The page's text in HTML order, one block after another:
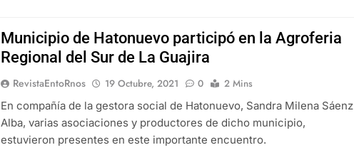
Municipio de Hatonuevo participó en la Agroferia
Regional del Sur de La Guajira
RevistaEntoRnos 19 Octubre, 2021 0
2 Mins
En compañía de la gestora social de Hatonuevo, Sandra Milena Sáenz
Alba, varias asociaciones y productores de dicho municipio,
estuvieron presentes en este importante encuentro.